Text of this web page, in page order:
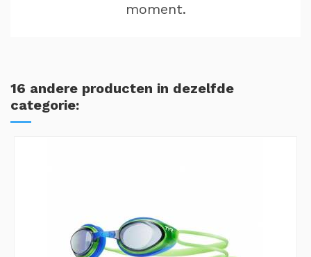
moment.
16 andere producten in dezelfde
categorie: